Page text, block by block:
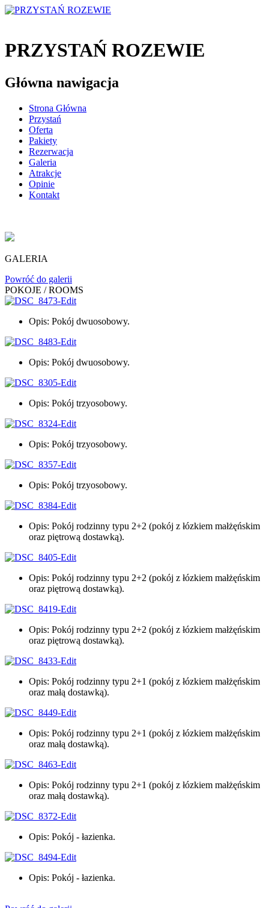
PRZYSTAŃ ROZEWIE
Główna nawigacja
Strona Główna
Przystań
Oferta
Pakiety
Rezerwacja
Galeria
Atrakcje
Opinie
Kontakt
GALERIA
Powróć do galerii
POKOJE / ROOMS
Opis: Pokój dwuosobowy.
Opis: Pokój dwuosobowy.
Opis: Pokój trzyosobowy.
Opis: Pokój trzyosobowy.
Opis: Pokój trzyosobowy.
Opis: Pokój rodzinny typu 2+2 (pokój z łózkiem małżęńskim
oraz piętrową dostawką).
Opis: Pokój rodzinny typu 2+2 (pokój z łózkiem małżęńskim
oraz piętrową dostawką).
Opis: Pokój rodzinny typu 2+2 (pokój z łózkiem małżęńskim
oraz piętrową dostawką).
Opis: Pokój rodzinny typu 2+1 (pokój z łózkiem małżęńskim
oraz małą dostawką).
Opis: Pokój rodzinny typu 2+1 (pokój z łózkiem małżęńskim
oraz małą dostawką).
Opis: Pokój rodzinny typu 2+1 (pokój z łózkiem małżęńskim
oraz małą dostawką).
Opis: Pokój - łazienka.
Opis: Pokój - łazienka.